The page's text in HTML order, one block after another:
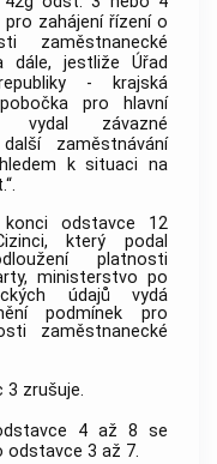
zahájení řízení o
zaměstnanecké
jestliže Úřad
- krajská
pro hlavní
vydal závazné
zaměstnávání
k situaci na
odstavce 12
který podal
platnosti
ministerstvo po
údajů vydá
podmínek pro
zaměstnanecké
3 zrušuje.
4 až 8 se
odstavce 3 až 7.